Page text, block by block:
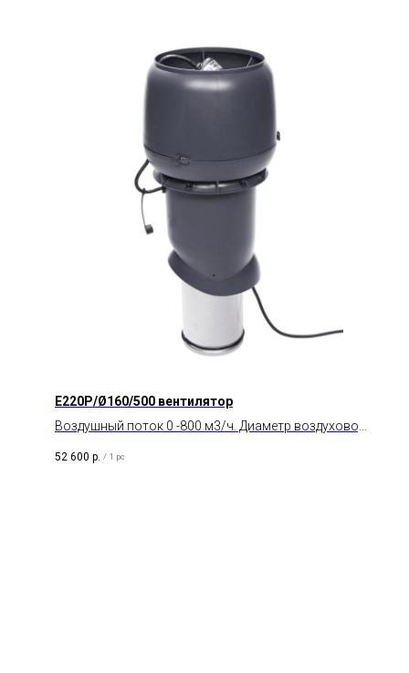
E220P/Ø160/500 вентилятор
Воздушный поток 0 -800 м3/ч. Диаметр воздуховода
52 600 р. / 1 pc